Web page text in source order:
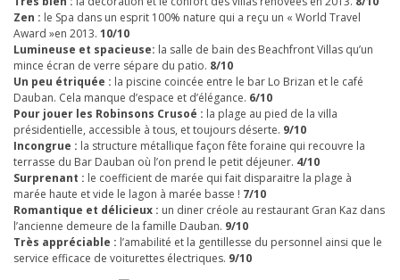
Zen : le Spa dans un esprit 100% nature qui a reçu un « World Travel
Award »en 2013. 10/10
Lumineuse et spacieuse: la salle de bain des Beachfront Villas qu’un
mince écran de verre sépare du patio. 8/10
Un peu étriquée : la piscine coincée entre le bar Lo Brizan et le café
Dauban. Cela manque d’espace et d’élégance. 6/10
Pour jouer les Robinsons Crusoé : la plage au pied de la villa
présidentielle, accessible à tous, et toujours déserte. 9/10
Incongrue : la structure métallique façon fête foraine qui recouvre la
terrasse du Bar Dauban où l’on prend le petit déjeuner. 4/10
Surprenant : le coefficient de marée qui fait disparaitre la plage à
marée haute et vide le lagon à marée basse ! 7/10
Romantique et délicieux : un diner créole au restaurant Gran Kaz dans
l’ancienne demeure de la famille Dauban. 9/10
Très appréciable : l’amabilité et la gentillesse du personnel ainsi que le
service efficace de voiturettes électriques. 9/10